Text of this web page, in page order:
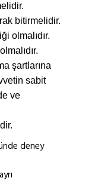
bitirmelidir.
olmalıdır.
şartlarına
sabit
ve
deney